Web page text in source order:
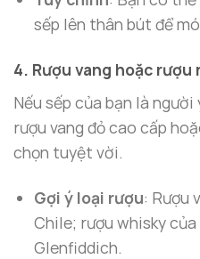
sếp lên thân bút để
4. Rượu vang hoặc rượu
Nếu sếp của bạn là
rượu vang đỏ cao cấp
chọn tuyệt vời.
Gợi ý loại rượu: Rượu
Chile; rượu whisky
Glenfiddich.